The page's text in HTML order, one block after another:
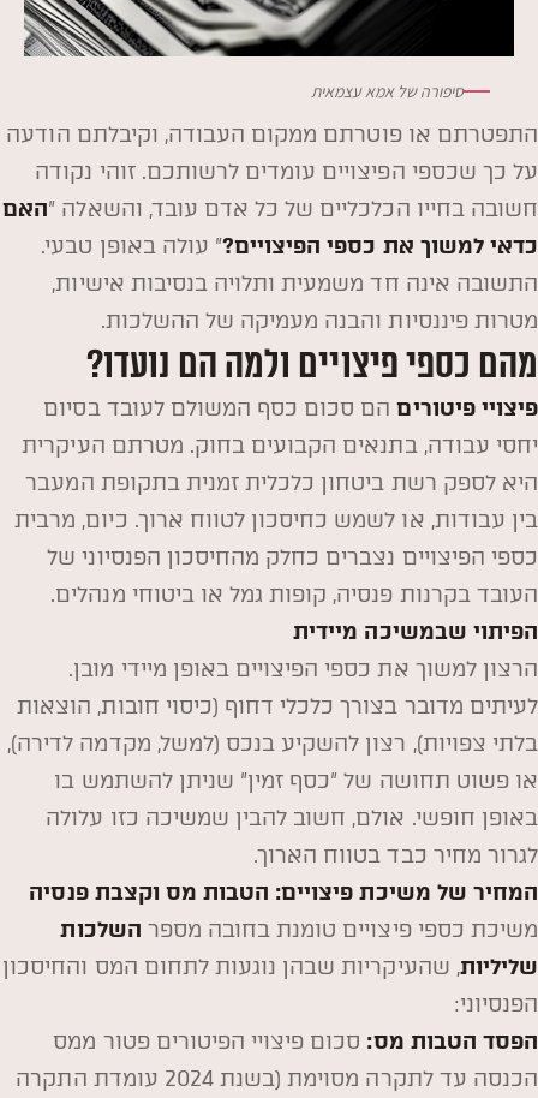
סיפורה של אמא עצמאית
התפטרתם או פוטרתם ממקום העבודה, וקיבלתם הודעה
על כך שכספי הפיצויים עומדים לרשותכם. זוהי נקודה
חשובה בחייו הכלכליים של כל אדם עובד, והשאלה "האם
כדאי למשוך את כספי הפיצויים?" עולה באופן טבעי.
התשובה אינה חד משמעית ותלויה בנסיבות אישיות,
מטרות פיננסיות והבנה מעמיקה של ההשלכות.
מהם כספי פיצויים ולמה הם נועדו?
פיצויי פיטוריםהם סכום כסף המשולם לעובד בסיום
יחסי עבודה, בתנאים הקבועים בחוק. מטרתם העיקרית
היא לספק רשת ביטחון כלכלית זמנית בתקופת המעבר
בין עבודות, או לשמש כחיסכון לטווח ארוך. כיום, מרבית
כספי הפיצויים נצברים כחלק מהחיסכון הפנסיוני של
העובד בקרנות פנסיה, קופות גמל או ביטוחי מנהלים.
הפיתוי שבמשיכה מיידית
הרצון למשוך את כספי הפיצויים באופן מיידי מובן.
לעיתים מדובר בצורך כלכלי דחוף (כיסוי חובות, הוצאות
בלתי צפויות), רצון להשקיע בנכס (למשל, מקדמה לדירה),
או פשוט תחושה של "כסף זמין" שניתן להשתמש בו
באופן חופשי. אולם, חשוב להבין שמשיכה כזו עלולה
לגרור מחיר כבד בטווח הארוך.
המחיר של משיכת פיצויים: הטבות מס וקצבת פנסיה
משיכת כספי פיצויים טומנת בחובה מספר השלכות
שליליות, שהעיקריות שבהן נוגעות לתחום המס והחיסכון
הפנסיוני:
הפסד הטבות מס: סכום פיצויי הפיטורים פטור ממס
הכנסה עד לתקרה מסוימת (בשנת 2024 עומדת התקרה